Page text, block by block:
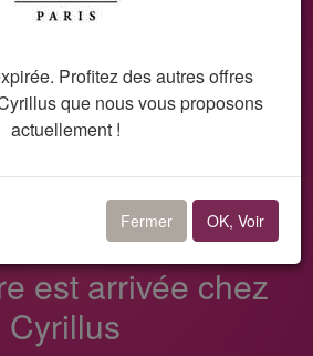
Cyrillus
collection
est arrivée chez
Cyrillus
Profitez des autres offres
que nous vous proposons
actuellement !
Fermer OK, Voir